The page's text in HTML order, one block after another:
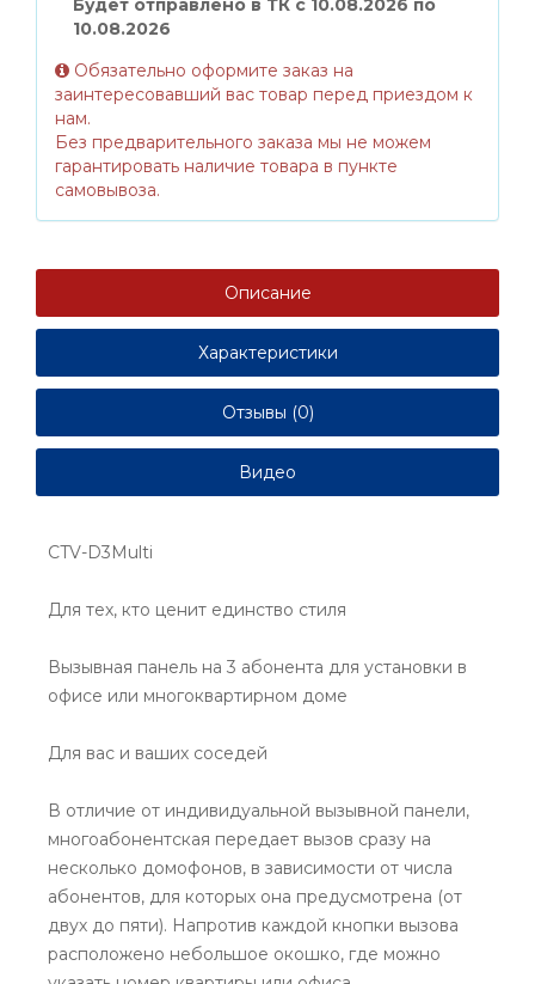
10.08.2026
Обязательно оформите заказ на
заинтересовавший вас товар перед приездом к
нам.
Без предварительного заказа мы не можем
гарантировать наличие товара в пункте
самовывоза.
Описание
Характеристики
Отзывы (0)
Видео
CTV-D3Multi
Для тех, кто ценит единство стиля
Вызывная панель на 3 абонента для установки в
офисе или многоквартирном доме
Для вас и ваших соседей
В отличие от индивидуальной вызывной панели,
многоабонентская передает вызов сразу на
несколько домофонов, в зависимости от числа
абонентов, для которых она предусмотрена (от
двух до пяти). Напротив каждой кнопки вызова
расположено небольшое окошко, где можно